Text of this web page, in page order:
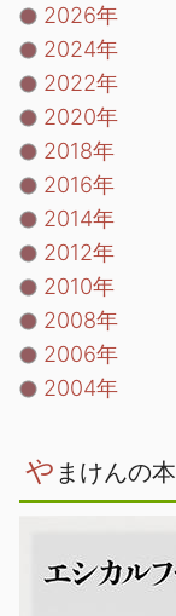
2026年
2024年
2022年
2020年
2018年
2016年
2014年
2012年
2010年
2008年
2006年
2004年
や まけんの本